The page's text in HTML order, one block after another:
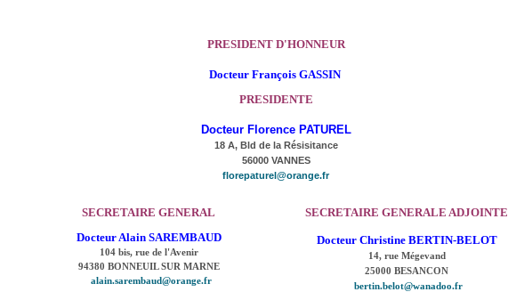
PRESIDENT D'HONNEUR
Docteur François GASSIN
PRESIDENTE
Docteur Florence PATUREL
18 A, Bld de la Résisitance
56000 VANNES
florepaturel@orange.fr
SECRETAIRE GENERAL
SECRETAIRE GENERALE ADJOINTE
Docteur Alain SAREMBAUD
104 bis, rue de l'Avenir
94380 BONNEUIL SUR MARNE
alain.sarembaud@orange.fr
Docteur Christine BERTIN-BELOT
14, rue Mégevand
25000 BESANCON
bertin.belot@wanadoo.fr